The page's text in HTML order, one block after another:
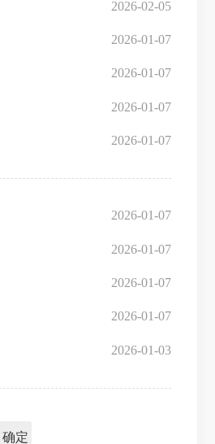
2026-02-05
2026-01-07
2026-01-07
2026-01-07
2026-01-07
2026-01-07
2026-01-07
2026-01-07
2026-01-07
2026-01-03
确定